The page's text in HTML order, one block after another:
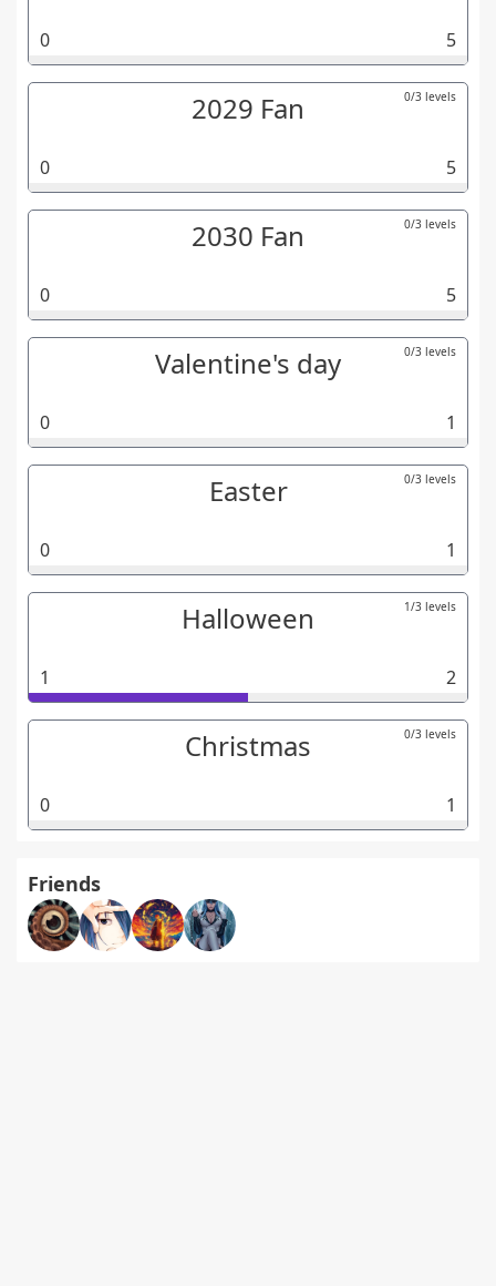
Friends
0 5
2029 Fan 0/3 levels
0 5
2030 Fan 0/3 levels
0 5
Valentine's day 0/3 levels
0 1
Easter 0/3 levels
0 1
Halloween 1/3 levels
1 2
Christmas 0/3 levels
0 1